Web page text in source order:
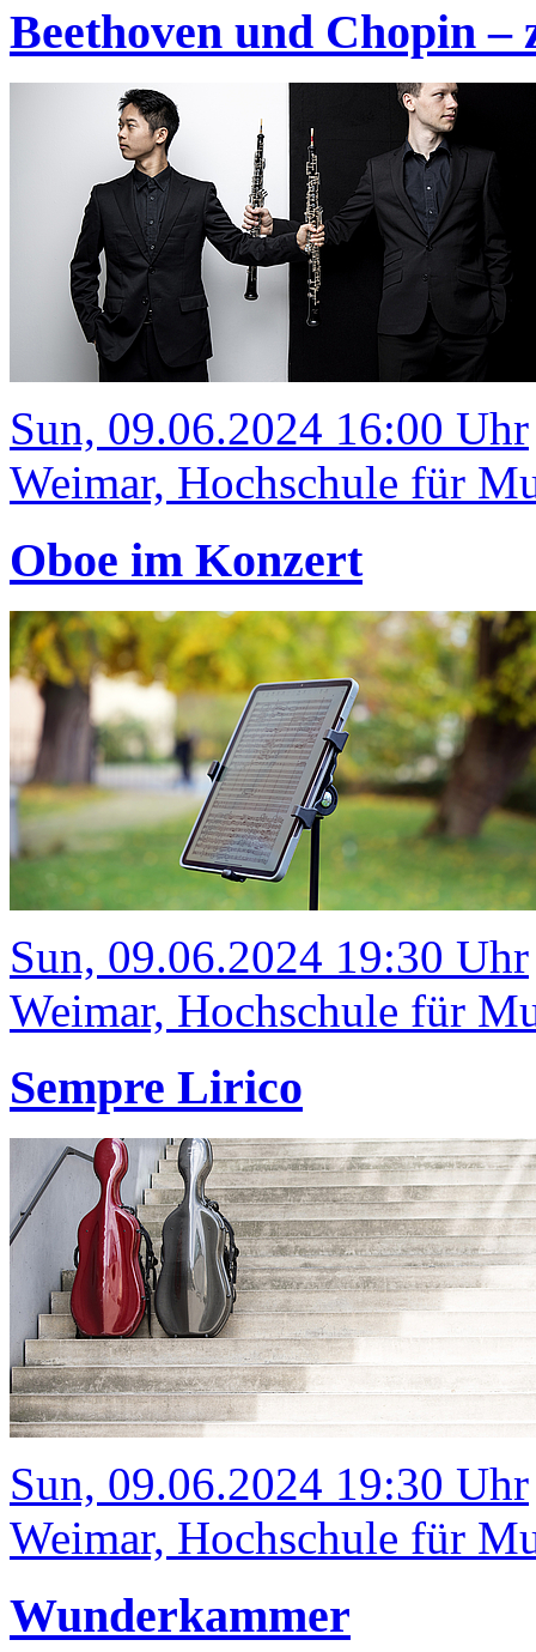
Beethoven und Chopin
Sun, 09.06.2024 16:00 Uhr
Weimar, Hochschule für
Oboe im Konzert
Sun, 09.06.2024 19:30 Uhr
Weimar, Hochschule für
Sempre Lirico
Sun, 09.06.2024 19:30 Uhr
Weimar, Hochschule für
Wunderkammer